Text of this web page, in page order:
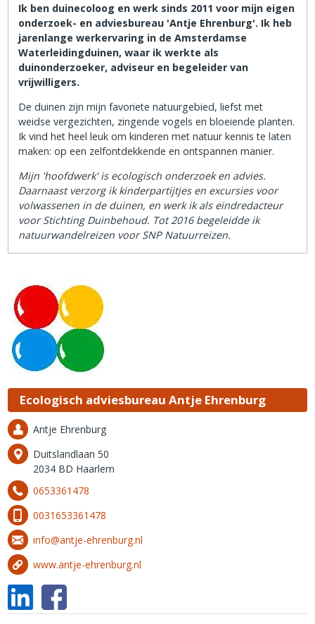
Ik ben duinecoloog en werk sinds 2011 voor mijn eigen
onderzoek- en adviesbureau 'Antje Ehrenburg'. Ik heb
jarenlange werkervaring in de Amsterdamse
Waterleidingduinen, waar ik werkte als
duinonderzoeker, adviseur en begeleider van
vrijwilligers.
De duinen zijn mijn favoriete natuurgebied, liefst met
weidse vergezichten, zingende vogels en bloeiende planten.
Ik vind het heel leuk om kinderen met natuur kennis te laten
maken: op een zelfontdekkende en ontspannen manier.
Mijn 'hoofdwerk' is ecologisch onderzoek en advies.
Daarnaast verzorg ik kinderpartijtjes en excursies voor
volwassenen in de duinen, en werk ik als eindredacteur
voor Stichting Duinbehoud. Tot 2016 begeleidde ik
natuurwandelreizen voor SNP Natuurreizen.
Ecologisch adviesbureau Antje Ehrenburg
Antje Ehrenburg
Duitslandlaan 50
2034 BD Haarlem
0653361478
0031653361478
info@antje-ehrenburg.nl
www.antje-ehrenburg.nl